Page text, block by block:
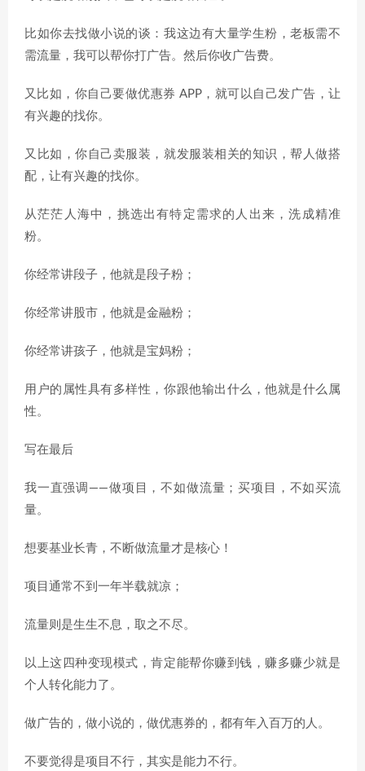
比如你去找做小说的谈：我这边有大量学生粉，老板需不
需流量，我可以帮你打广告。然后你收广告费。
又比如，你自己要做优惠券 APP，就可以自己发广告，让
有兴趣的找你。
又比如，你自己卖服装，就发服装相关的知识，帮人做搭
配，让有兴趣的找你。
从茫茫人海中，挑选出有特定需求的人出来，洗成精准
粉。
你经常讲段子，他就是段子粉；
你经常讲股市，他就是金融粉；
你经常讲孩子，他就是宝妈粉；
用户的属性具有多样性，你跟他输出什么，他就是什么属
性。
写在最后
我一直强调——做项目，不如做流量；买项目，不如买流
量。
想要基业长青，不断做流量才是核心！
项目通常不到一年半载就凉；
流量则是生生不息，取之不尽。
以上这四种变现模式，肯定能帮你赚到钱，赚多赚少就是
个人转化能力了。
做广告的，做小说的，做优惠券的，都有年入百万的人。
不要觉得是项目不行，其实是能力不行。